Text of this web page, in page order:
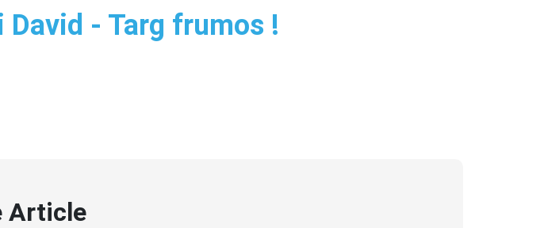
- Targ frumos !
Article